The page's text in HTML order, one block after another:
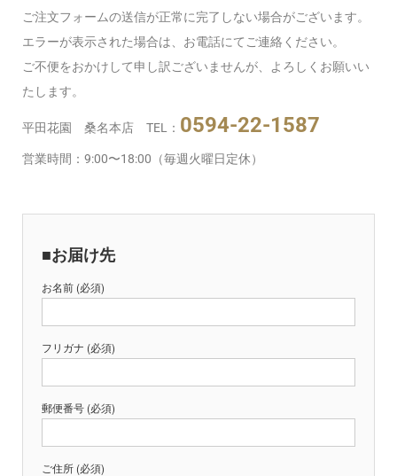
ご注文フォームの送信が正常に完了しない場合がございます。
エラーが表示された場合は、お電話にてご連絡ください。
ご不便をおかけして申し訳ございませんが、よろしくお願いい
たします。
平田花園 桑名本店 TEL： 0594-22-1587
営業時間：9:00〜18:00（毎週火曜日定休）
■お届け先
お名前 (必須)
フリガナ (必須)
郵便番号 (必須)
ご住所 (必須)